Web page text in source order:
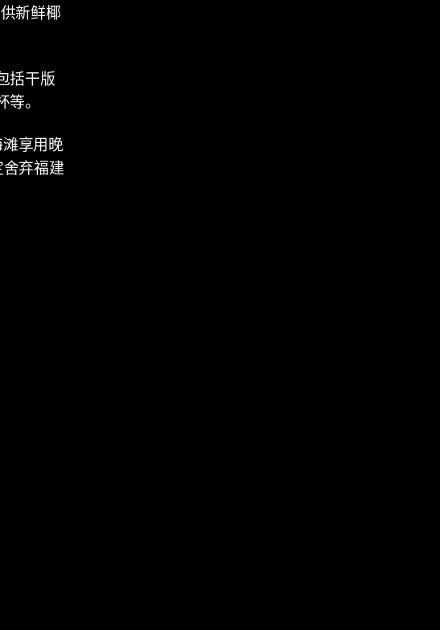
新鲜椰
括干版
。
享用晚
弃福建